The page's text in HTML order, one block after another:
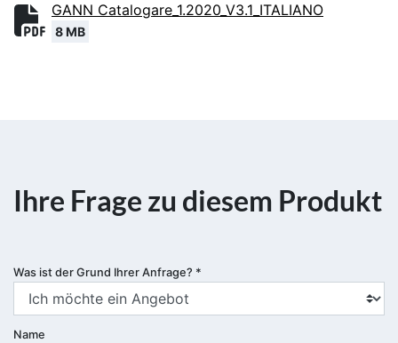
GANN Catalogare_1.2020_V3.1_ITALIANO
8 MB
Ihre Frage zu diesem Produkt
Was ist der Grund Ihrer Anfrage? *
Name